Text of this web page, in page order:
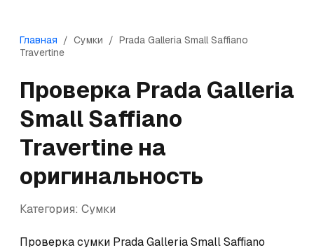
Главная / Сумки / Prada Galleria Small Saffiano
Travertine
Проверка Prada Galleria
Small Saffiano
Travertine на
оригинальность
Категория: Сумки
Проверка сумки Prada Galleria Small Saffiano